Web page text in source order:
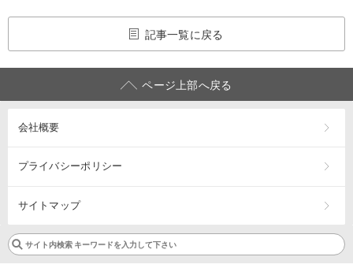
記事一覧に戻る
ページ上部へ戻る
会社概要
プライバシーポリシー
サイトマップ